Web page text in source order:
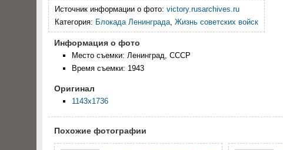
Источник информации о фото: victory.rusarchives.ru
Категория: Блокада Ленинграда, Жизнь советских войск
Информация о фото
Место съемки: Ленинград, СССР
Время съемки: 1943
Оригинал
1143x1736
Похожие фотографии